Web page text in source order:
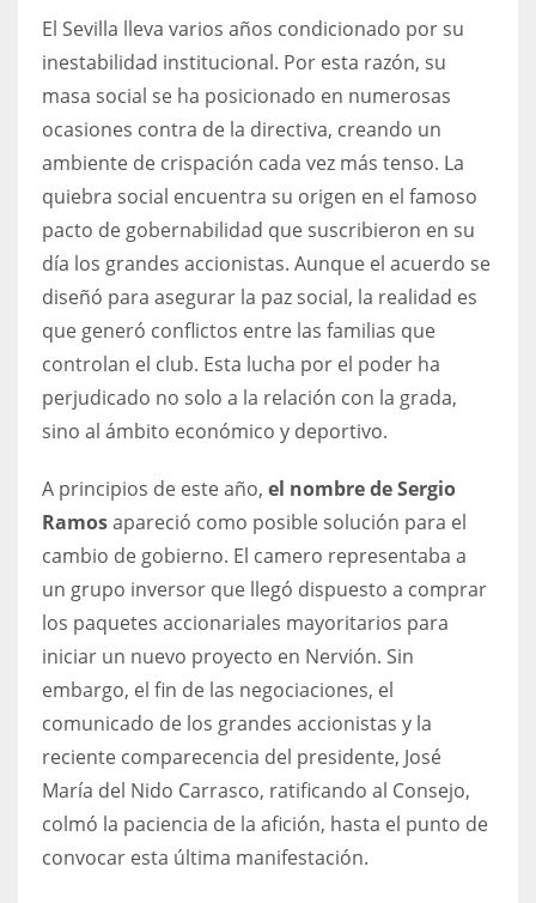
WSH
26
El Sevilla lleva varios años condicionado por su
inestabilidad institucional. Por esta razón, su
masa social se ha posicionado en numerosas
ocasiones contra de la directiva, creando un
ambiente de crispación cada vez más tenso. La
quiebra social encuentra su origen en el famoso
pacto de gobernabilidad que suscribieron en su
día los grandes accionistas. Aunque el acuerdo se
diseñó para asegurar la paz social, la realidad es
que generó conflictos entre las familias que
controlan el club. Esta lucha por el poder ha
perjudicado no solo a la relación con la grada,
sino al ámbito económico y deportivo.
A principios de este año, el nombre de Sergio
Ramosapareció como posible solución para el
cambio de gobierno. El camero representaba a
un grupo inversor que llegó dispuesto a comprar
los paquetes accionariales mayoritarios para
iniciar un nuevo proyecto en Nervión. Sin
embargo, el fin de las negociaciones, el
comunicado de los grandes accionistas y la
reciente comparecencia del presidente, José
María del Nido Carrasco, ratificando al Consejo,
colmó la paciencia de la afición, hasta el punto de
convocar esta última manifestación.